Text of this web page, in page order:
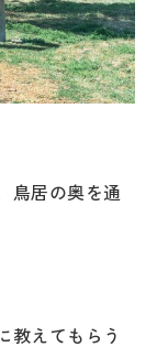
鳥居の奥を通
教えてもらう